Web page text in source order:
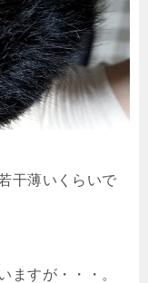
干薄いくらいで
ますが・・・。